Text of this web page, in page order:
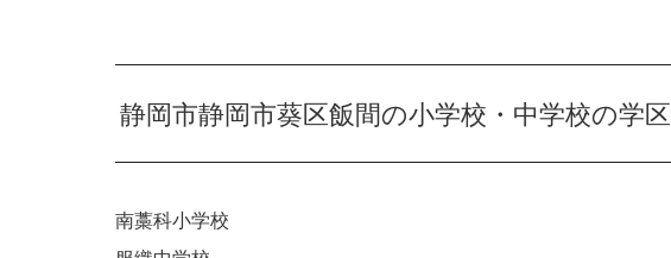
静岡市静岡市葵区飯間の小学校・中学校の学区
南藁科小学校